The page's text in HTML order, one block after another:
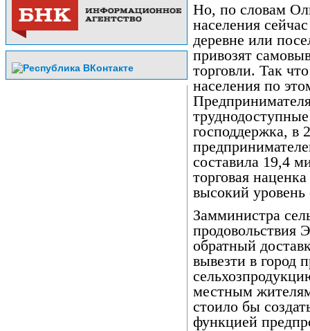
Но, по словам
населения
деревне или
привозят
торговли. Так
населения по
господдержка, в
составила 19,4
торговая
высокий
Замминистра
продовольствия
обратный
вывезти в город
местным
стоило бы
функцией